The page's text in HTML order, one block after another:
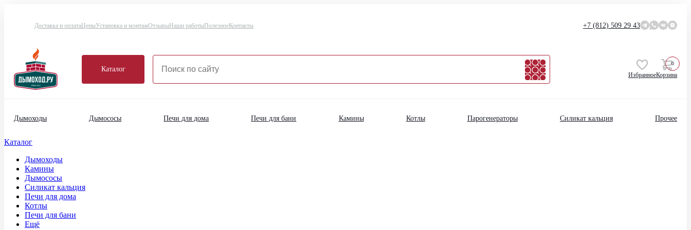
Доставка и оплатаЦеныУстановка и монтажОтзывыНаши работыПолезное Контакты +7 (812) 509 29 43
Каталог
ИзбранноеКорзина
0
Дымоходы Дымососы Печи для дома Печи для бани Камины Котлы Парогенераторы Силикат кальция Прочее
Каталог
Дымоходы
Камины
Дымососы
Силикат кальция
Печи для дома
Котлы
Печи для бани
Ещё